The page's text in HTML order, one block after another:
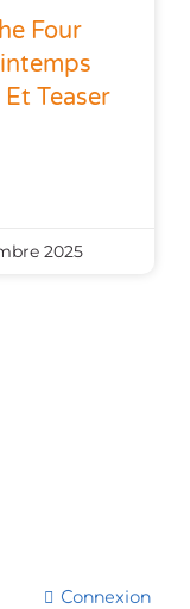
Four
Teaser
2025
Connexion